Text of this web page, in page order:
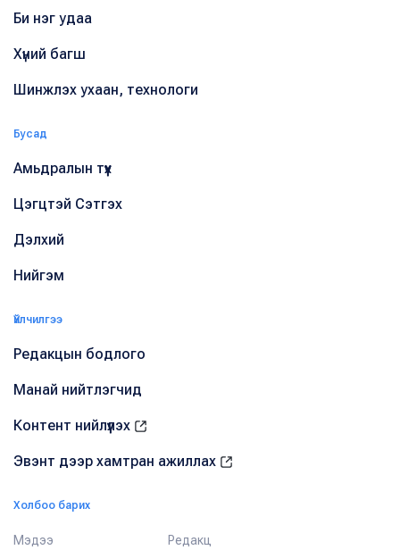
Би нэг удаа
Хүний багш
Шинжлэх ухаан, технологи
Бусад
Амьдралын түүх
Цэгцтэй Сэтгэх
Дэлхий
Нийгэм
Үйлчилгээ
Редакцын бодлого
Манай нийтлэгчид
Контент нийлүүлэх
Эвэнт дээр хамтран ажиллах
Холбоо барих
Мэдээ Редакц